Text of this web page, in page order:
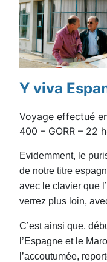
Y viva
Voyage effectué
400 – GORR – 22
Evidemment, le
de notre titre
avec le clavier que
verrez plus loin,
C’est ainsi que,
l’Espagne et le
l’accoutumée,